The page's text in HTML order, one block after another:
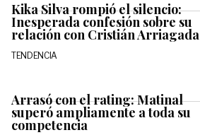
Kika Silva rompió el silencio:
Inesperada confesión sobre su
relación con Cristián Arriagada
TENDENCIA
Arrasó con el rating: Matinal
superó ampliamente a toda su
competencia